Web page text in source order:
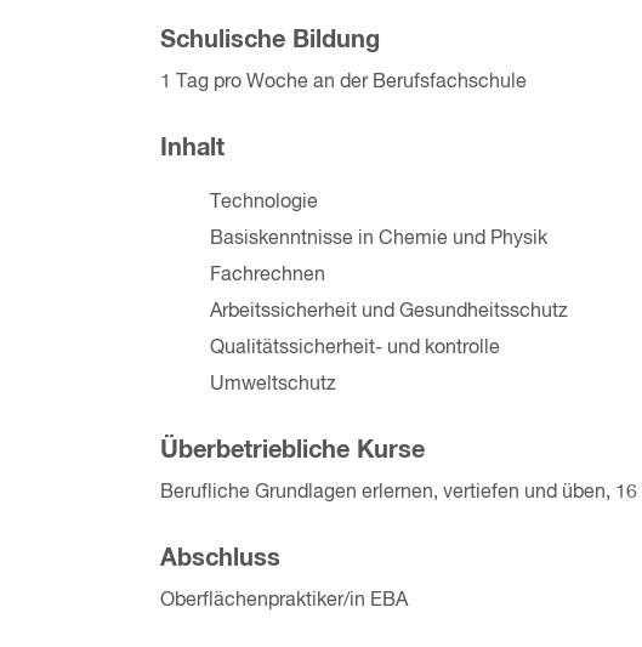
Schulische Bildung
1 Tag pro Woche an der Berufsfachschule
Inhalt
Technologie
Basiskenntnisse in Chemie und Physik
Fachrechnen
Arbeitssicherheit und Gesundheitsschutz
Qualitätssicherheit- und kontrolle
Umweltschutz
Überbetriebliche Kurse
Berufliche Grundlagen erlernen, vertiefen und üben,
Abschluss
Oberflächenpraktiker/in EBA